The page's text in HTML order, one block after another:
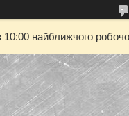
найближчого